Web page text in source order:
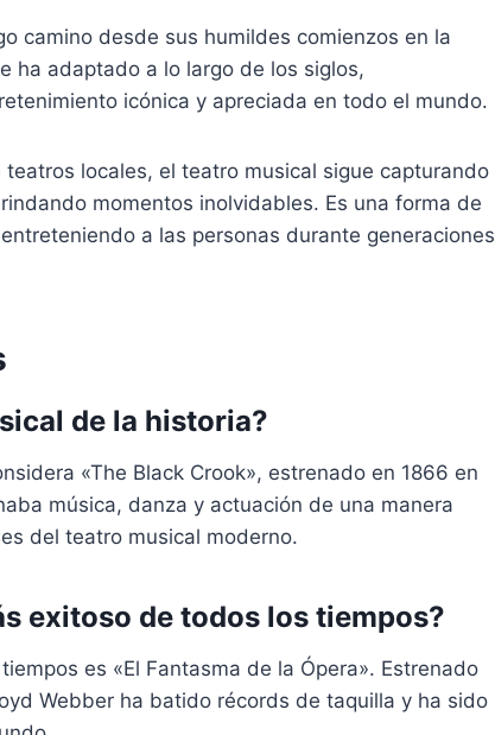
camino desde sus humildes comienzos en la
ha adaptado a lo largo de los siglos,
icónica y apreciada en todo el mundo.
locales, el teatro musical sigue capturando
momentos inolvidables. Es una forma de
a las personas durante generaciones
de la historia?
«The Black Crook», estrenado en 1866 en
música, danza y actuación de una manera
del teatro musical moderno.
exitoso de todos los tiempos?
es «El Fantasma de la Ópera». Estrenado
Webber ha batido récords de taquilla y ha sido